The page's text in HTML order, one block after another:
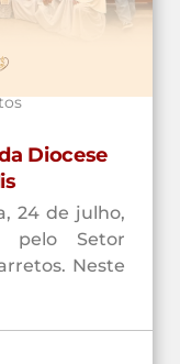
Diocese
24 de julho,
pelo Setor
Neste